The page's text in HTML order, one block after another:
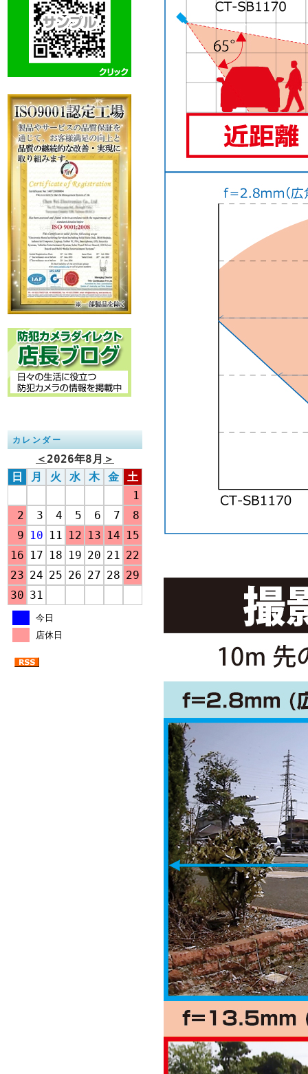
カレンダー
＜ 2026年8月 ＞
日
月 火 水 木 金
土
1
2
3 4 5 6 7
8
9 10 11 12 13 14 15
16 17 18 19 20 21 22
23 24 25 26 27 28 29
30 31
今日
店休日